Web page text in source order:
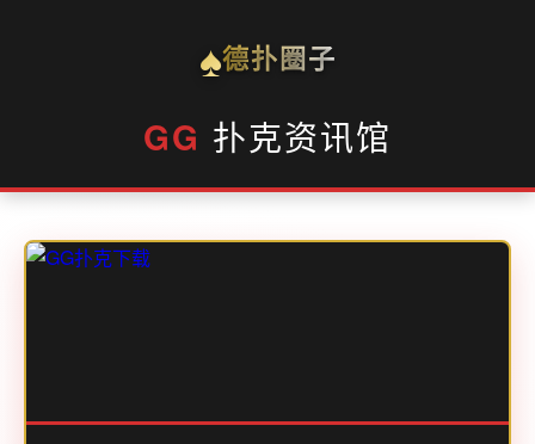
♠德扑圈子
GG 扑克资讯馆